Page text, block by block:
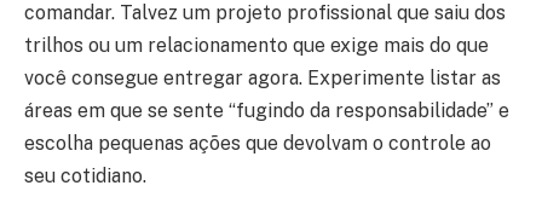
comandar. Talvez um projeto profissional que saiu dos
trilhos ou um relacionamento que exige mais do que
você consegue entregar agora. Experimente listar as
áreas em que se sente “fugindo da responsabilidade” e
escolha pequenas ações que devolvam o controle ao
seu cotidiano.